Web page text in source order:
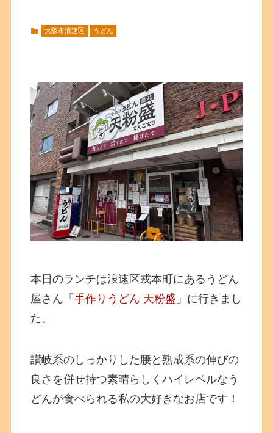
大阪市浪速区 うどん
本日のランチは浪速区戎本町にあるうどん
屋さん「手作りうどん 天粉盛 」に行きまし
た。
讃岐系のしっかりした腰と熟成系の伸びの
良さを併せ持つ素晴らしくハイレベルなう
どんが食べられる私の大好きなお店です！